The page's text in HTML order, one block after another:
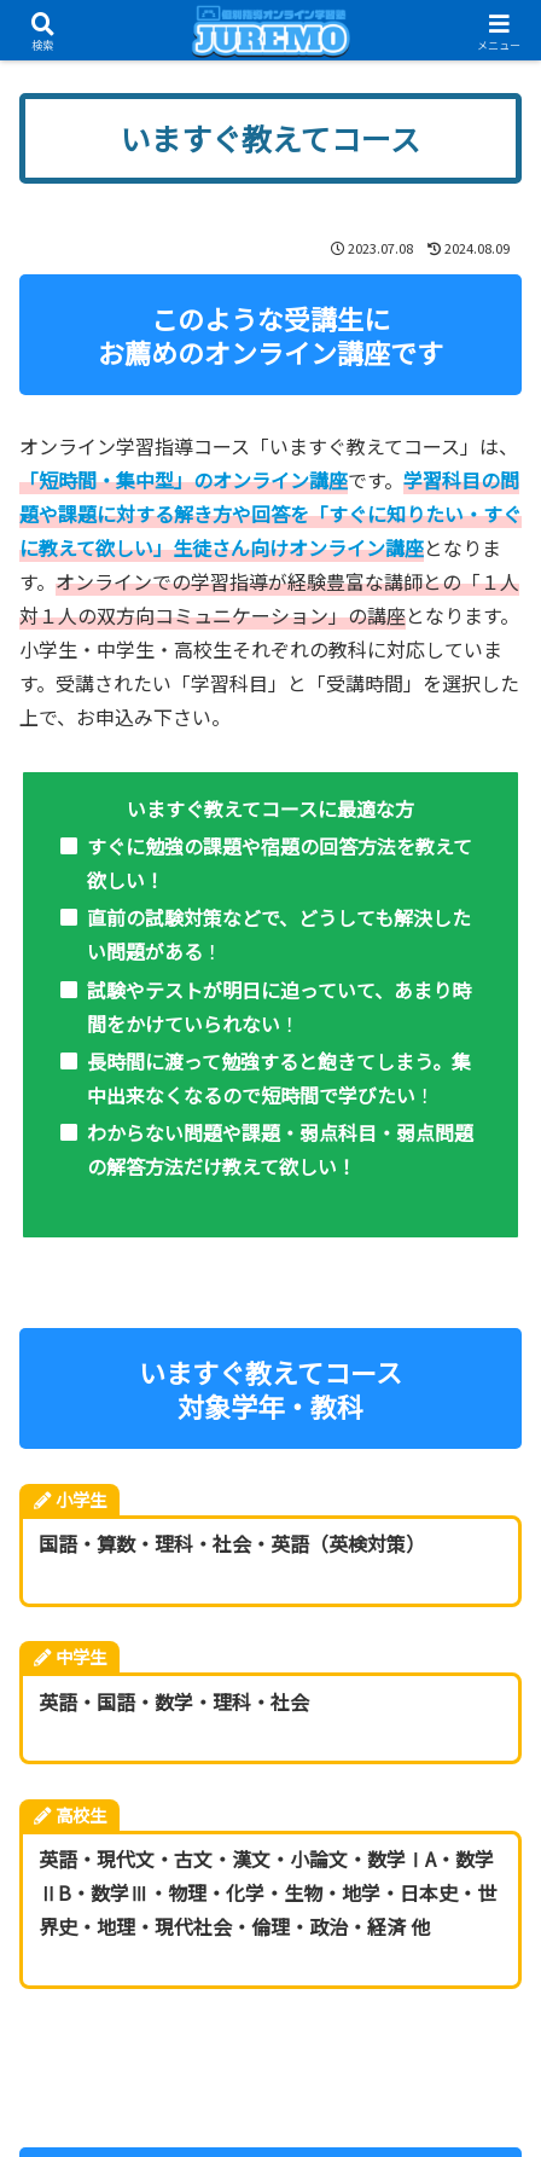
只今、オンライン無料体験講座受付中！
いますぐ教えてコース
2023.07.08 2024.08.09
このような受講生に
お薦めのオンライン講座です
オンライン学習指導コース「いますぐ教えてコース」は、
「短時間・集中型」のオンライン講座です。 学習科目の問
題や課題に対する解き方や回答を「すぐに知りたい・すぐ
に教えて欲しい」生徒さん向けオンライン講座となりま
す。 オンラインでの学習指導が経験豊富な講師との「１人
対１人の双方向コミュニケーション」の講座となります。
小学生・中学生・高校生それぞれの教科に対応していま
す。受講されたい「学習科目」と「受講時間」を選択した
上で、お申込み下さい。
いますぐ教えてコースに最適な方
すぐに勉強の課題や宿題の回答方法を教えて
欲しい！
直前の試験対策などで、どうしても解決した
い問題がある ！
試験やテストが明日に迫っていて、あまり時
間をかけていられない ！
長時間に渡って勉強すると飽きてしまう。集
中出来なくなるので短時間で学びたい ！
わからない問題や課題・弱点科目・弱点問題
の解答方法だけ教えて欲しい！
いますぐ教えてコース
対象学年・教科
小学生
国語・算数・理科・社会・英語（英検対策）
中学生
英語・国語・数学・理科・社会
高校生
英語・現代文・古文・漢文・小論文・数学ⅠA・数学
ⅡB・数学Ⅲ・物理・化学・生物・地学・日本史・世
界史・地理・現代社会・倫理・政治・経済 他
検索 メニュー